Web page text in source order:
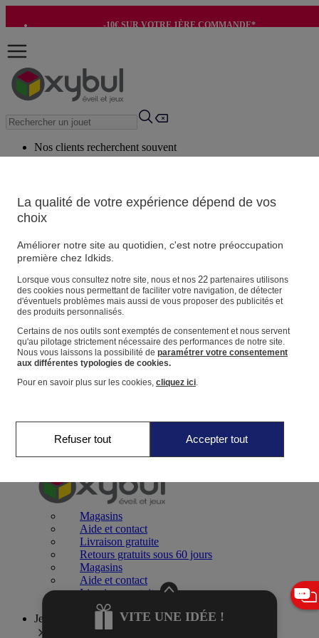
-10€ SUR VOTRE 1ÈRE COMMANDE*
Nos clients recherchent souvent
Conseils suggérés
Produits suggérés
Vos informations personnelles
Suivre une commande
Magasin
Panier
Favoris
Jeux 0-2 ans
Magasins
Aide et contact
Livraison gratuite
Retours gratuits sous 60 jours
Magasins
Aide et contact
Livraison gratuite
Retours gratuits sous 60 jours
Jeux 2-4 ans
VITE UNE IDÉE !
La qualité de votre expérience dépend de vos
choix
Améliorer notre site au quotidien, c'est notre préoccupation
première chez Idkids.
Lorsque vous consultez notre site, nous et nos 22partenaires utilisons
des cookies nous permettant de faciliter votre navigation, de détecter
d'éventuels problèmes mais aussi de vous proposer des publicités et
des produits personnalisés.
Certains de nos outils sont exemptés de consentement et nous servent
qu'au pilotage strictement nécessaire des performances de notre site.
Nous vous laissons la possibilité de paramétrer votre consentement
aux différentes typologies de cookies.
Pour en savoir plus sur les cookies, cliquez ici.
Refuser tout Accepter tout